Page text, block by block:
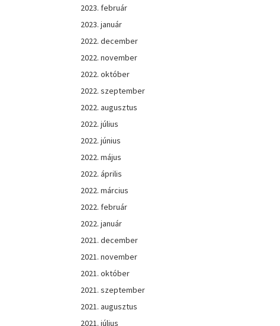
2023. február
2023. január
2022. december
2022. november
2022. október
2022. szeptember
2022. augusztus
2022. július
2022. június
2022. május
2022. április
2022. március
2022. február
2022. január
2021. december
2021. november
2021. október
2021. szeptember
2021. augusztus
2021. július